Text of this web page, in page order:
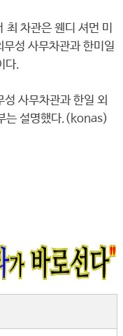
차관은 웬디 셔먼 미
성 사무차관과 한미일
다.
사무차관과 한일 외
는 설명했다.(konas)